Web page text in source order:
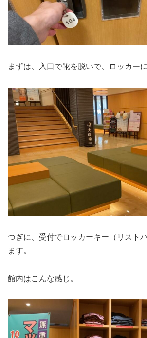
まずは、入口で靴を脱いで、ロッカー
つぎに、受付でロッカーキー（リスト
ます。
館内はこんな感じ。